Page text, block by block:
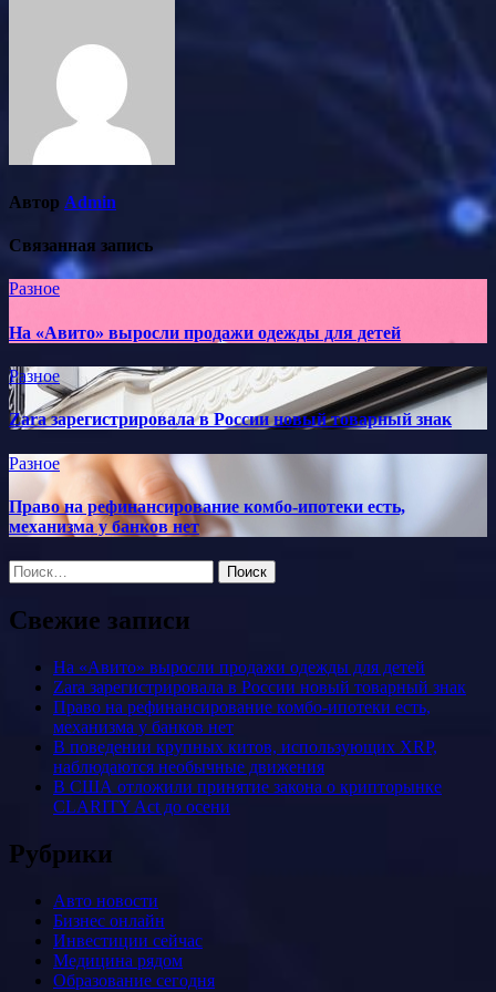
Автор Admin
Связанная запись
Разное
На «Авито» выросли продажи одежды для детей
Разное
Zara зарегистрировала в России новый товарный знак
Разное
Право на рефинансирование комбо-ипотеки есть,
механизма у банков нет
Найти:
Свежие записи
На «Авито» выросли продажи одежды для детей
Zara зарегистрировала в России новый товарный знак
Право на рефинансирование комбо-ипотеки есть,
механизма у банков нет
В поведении крупных китов, использующих XRP,
наблюдаются необычные движения
В США отложили принятие закона о крипторынке
CLARITY Act до осени
Рубрики
Авто новости
Бизнес онлайн
Инвестиции сейчас
Медицина рядом
Образование сегодня